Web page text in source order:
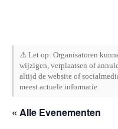
⚠️ Let op: Organisatoren
wijzigen, verplaatsen of
altijd de website of
meest actuele informatie.
« Alle Evenementen